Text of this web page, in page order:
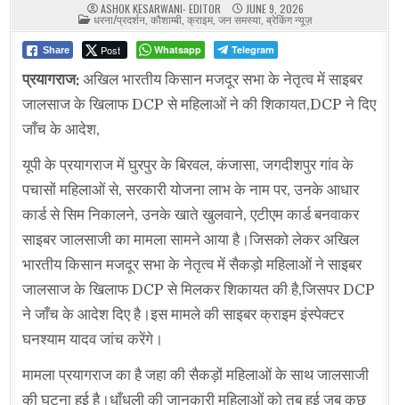
ASHOK KESARWANI- EDITOR JUNE 9, 2026
POSTED
IN
धरना/प्रदर्शन, कौशाम्बी, क्राइम, जन समस्या, ब्रेकिंग न्यूज़
Share Post Whatsapp Telegram
प्रयागराज: अखिल भारतीय किसान मजदूर सभा के नेतृत्व में साइबर
जालसाज के खिलाफ DCP से महिलाओं ने की शिकायत,DCP ने दिए
जाँच के आदेश,
यूपी के प्रयागराज में घुरपुर के बिरवल, कंजासा, जगदीशपुर गांव के
पचासों महिलाओं से, सरकारी योजना लाभ के नाम पर, उनके आधार
कार्ड से सिम निकालने, उनके खाते खुलवाने, एटीएम कार्ड बनवाकर
साइबर जालसाजी का मामला सामने आया है।जिसको लेकर अखिल
भारतीय किसान मजदूर सभा के नेतृत्व में सैकड़ो महिलाओं ने साइबर
जालसाज के खिलाफ DCP से मिलकर शिकायत की है,जिसपर DCP
ने जाँच के आदेश दिए है।इस मामले की साइबर क्राइम इंस्पेक्टर
घनश्याम यादव जांच करेंगे।
मामला प्रयागराज का है जहा की सैकड़ों महिलाओं के साथ जालसाजी
की घटना हुई है।धाँधली की जानकारी महिलाओं को तब हुई जब कुछ